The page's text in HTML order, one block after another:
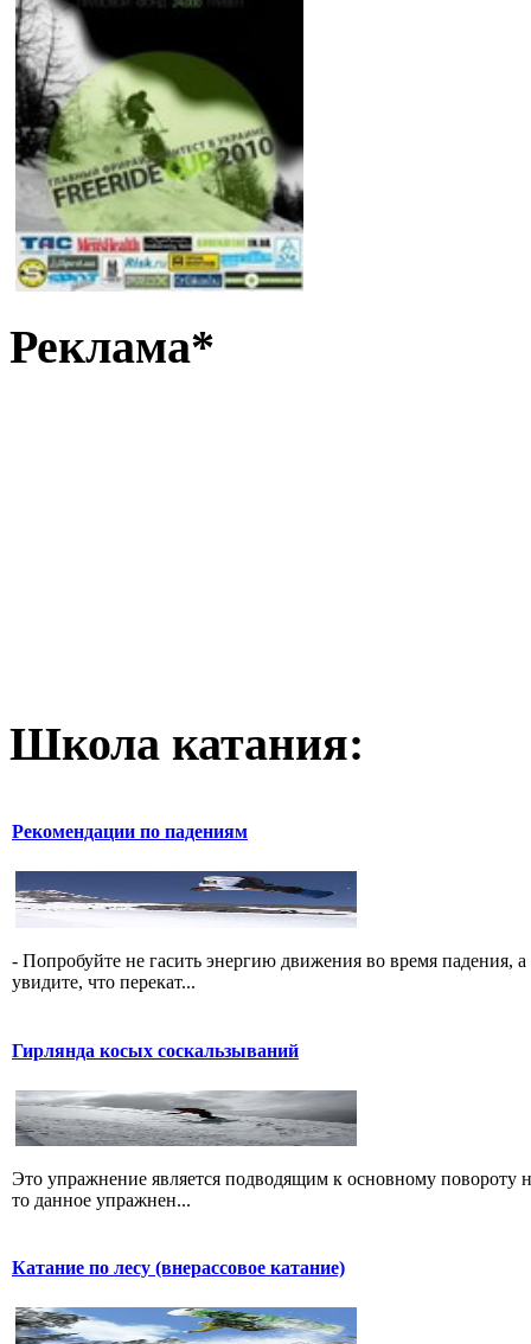
Реклама*
Школа катания:
Рекомендации по падениям
- Попробуйте не гасить энергию движения во время падения,
увидите, что перекат...
Гирлянда косых соскальзываний
Это упражнение является подводящим к основному повороту
то данное упражнен...
Катание по лесу (внерассовое катание)